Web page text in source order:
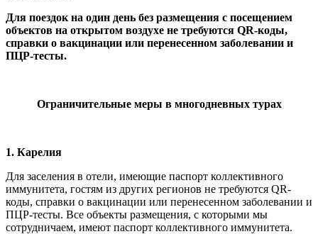
Для поездок на один день без размещения с посещением
объектов на открытом воздухе не требуются QR-коды,
справки о вакцинации или перенесенном заболевании и
ПЦР-тесты.
Ограничительные меры в многодневных турах
1. Карелия
Для заселения в отели, имеющие паспорт коллективного
иммунитета, гостям из других регионов не требуются QR-
коды, справки о вакцинации или перенесенном заболевании и
ПЦР-тесты. Все объекты размещения, с которыми мы
сотрудничаем, имеют паспорт коллективного иммунитета.